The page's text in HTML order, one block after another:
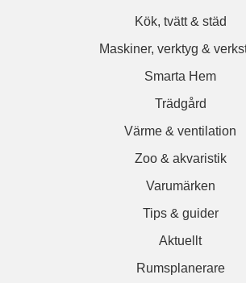
Kök, tvätt & städ
Maskiner, verktyg &
Smarta Hem
Trädgård
Värme & ventilation
Zoo & akvaristik
Varumärken
Tips & guider
Aktuellt
Rumsplanerare